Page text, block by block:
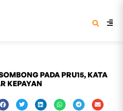
PADA PRU15, KATA
KEPAYAN